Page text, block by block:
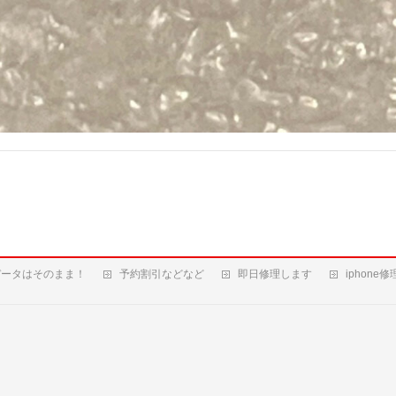
タはそのまま！ 予約割引などなど 即日修理します iphone修